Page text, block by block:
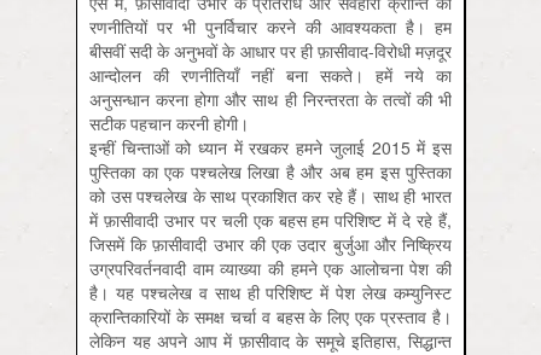
रणनीतियों पर भी पुनर्विचार करने की आवश्यकता है। हम
बीसवीं सदी के अनुभवों के आधार पर ही फ़ासीवाद-विरोधी मज़दूर
आन्दोलन की रणनीतियाँ नहीं बना सकते। हमें नये का
अनुसन्धान करना होगा और साथ ही निरन्तरता के तत्वों की भी
सटीक पहचान करनी होगी।
इन्हीं चिन्ताओं को ध्यान में रखकर हमने जुलाई 2015 में इस
पुस्तिका का एक पश्चलेख लिखा है और अब हम इस पुस्तिका
को उस पश्चलेख के साथ प्रकाशित कर रहे हैं। साथ ही भारत
में फ़ासीवादी उभार पर चली एक बहस हम परिशिष्ट में दे रहे हैं,
जिसमें कि फ़ासीवादी उभार की एक उदार बुर्जुआ और निष्क्रिय
उग्रपरिवर्तनवादी वाम व्याख्या की हमने एक आलोचना पेश की
है। यह पश्चलेख व साथ ही परिशिष्ट में पेश लेख कम्युनिस्ट
क्रान्तिकारियों के समक्ष चर्चा व बहस के लिए एक प्रस्ताव है।
लेकिन यह अपने आप में फ़ासीवाद के समूचे इतिहास, सिद्धान्त